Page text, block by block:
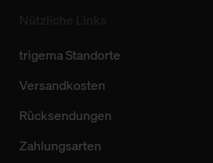
trigema Standorte
Versandkosten
Rücksendungen
Zahlungsarten